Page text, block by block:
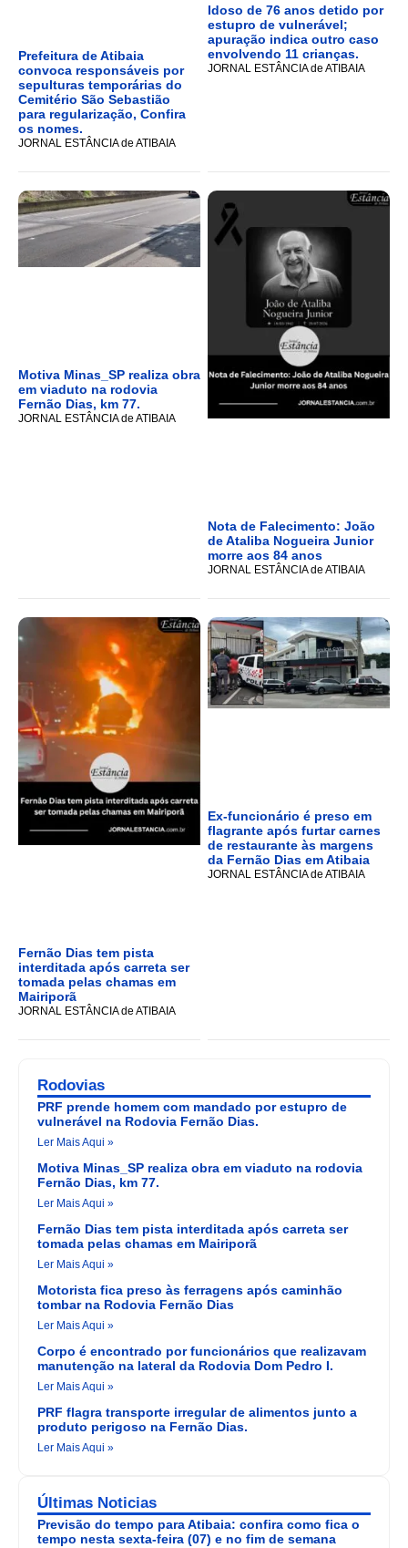
Prefeitura de Atibaia
convoca responsáveis por
sepulturas temporárias do
Cemitério São Sebastião
para regularização, Confira
os nomes.
JORNAL ESTÂNCIA de ATIBAIA
Idoso de 76 anos detido por
estupro de vulnerável;
apuração indica outro caso
envolvendo 11 crianças.
JORNAL ESTÂNCIA de ATIBAIA
Motiva Minas_SP realiza obra
em viaduto na rodovia
Fernão Dias, km 77.
JORNAL ESTÂNCIA de ATIBAIA
Nota de Falecimento: João
de Ataliba Nogueira Junior
morre aos 84 anos
JORNAL ESTÂNCIA de ATIBAIA
Fernão Dias tem pista
interditada após carreta ser
tomada pelas chamas em
Mairiporã
JORNAL ESTÂNCIA de ATIBAIA
Ex-funcionário é preso em
flagrante após furtar carnes
de restaurante às margens
da Fernão Dias em Atibaia
JORNAL ESTÂNCIA de ATIBAIA
Rodovias
PRF prende homem com mandado por estupro de
vulnerável na Rodovia Fernão Dias.
Ler Mais Aqui »
Motiva Minas_SP realiza obra em viaduto na rodovia
Fernão Dias, km 77.
Ler Mais Aqui »
Fernão Dias tem pista interditada após carreta ser
tomada pelas chamas em Mairiporã
Ler Mais Aqui »
Motorista fica preso às ferragens após caminhão
tombar na Rodovia Fernão Dias
Ler Mais Aqui »
Corpo é encontrado por funcionários que realizavam
manutenção na lateral da Rodovia Dom Pedro I.
Ler Mais Aqui »
PRF flagra transporte irregular de alimentos junto a
produto perigoso na Fernão Dias.
Ler Mais Aqui »
Últimas Noticias
Previsão do tempo para Atibaia: confira como fica o
tempo nesta sexta-feira (07) e no fim de semana